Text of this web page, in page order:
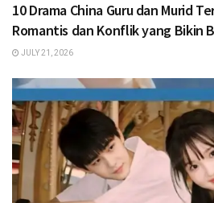
10 Drama China Guru dan Murid
Romantis dan Konflik yang Bikin
JULY 21, 2026